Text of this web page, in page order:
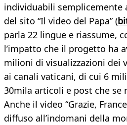
individuabili semplicemente
del sito “Il video del Papa” (
parla 22 lingue e riassume,
l’impatto che il progetto ha
milioni di visualizzazioni dei
ai canali vaticani, di cui 6
30mila articoli e post che se
Anche il video “Grazie,
diffuso all’indomani della